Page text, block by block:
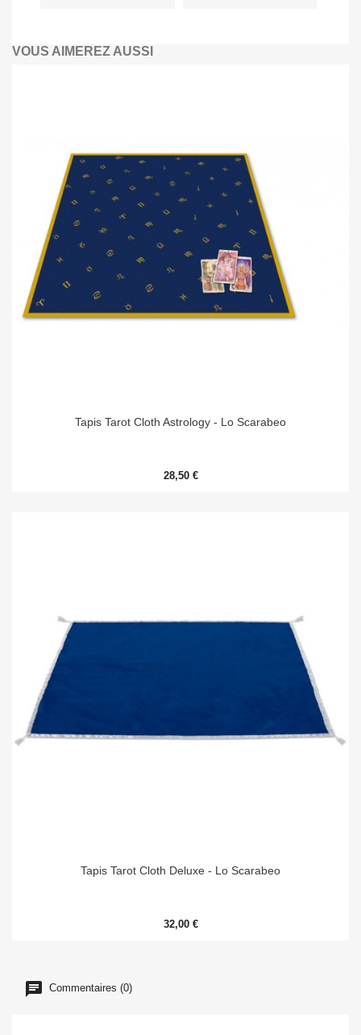
VOUS AIMEREZ AUSSI
Tapis Tarot Cloth Astrology - Lo Scarabeo
28,50 €
Tapis Tarot Cloth Deluxe - Lo Scarabeo
32,00 €
Commentaires (0)